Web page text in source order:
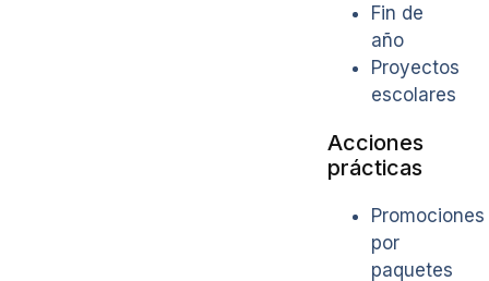
Fin de
año
Proyectos
escolares
Acciones
prácticas
Promociones
por
paquetes